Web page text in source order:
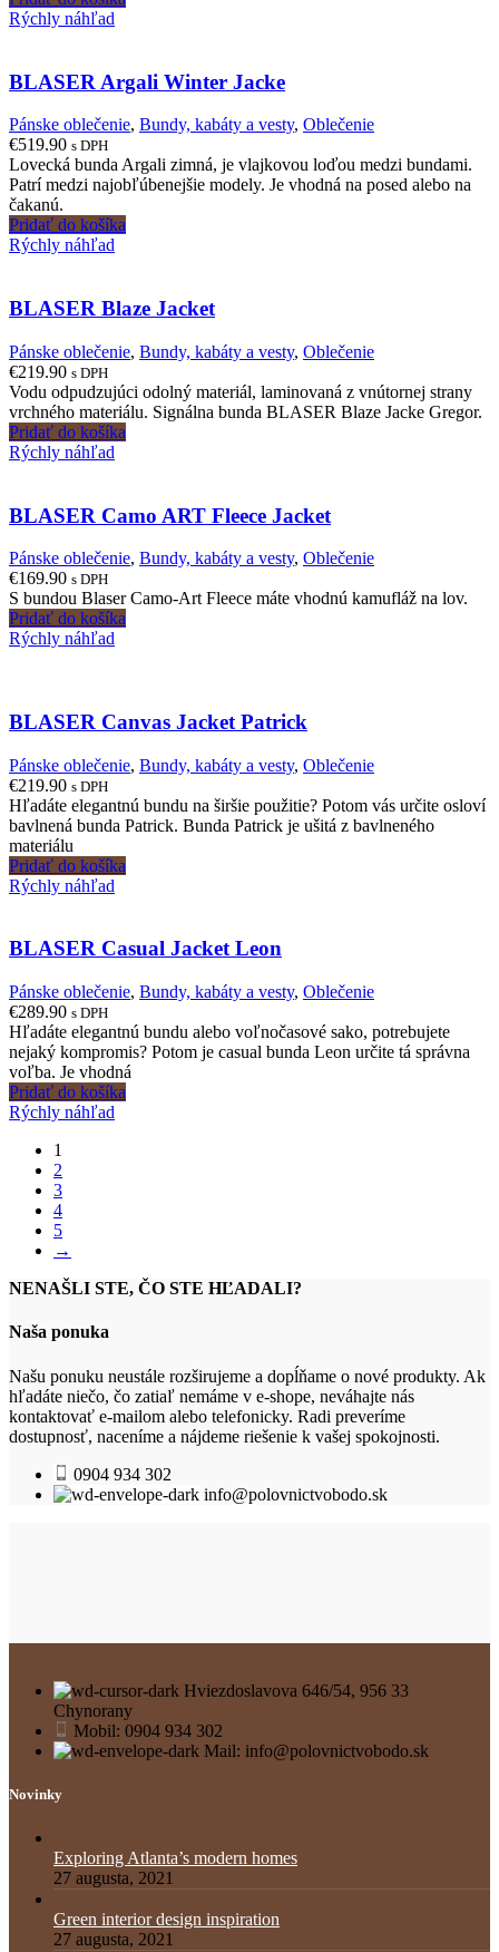
Rýchly náhľad
BLASER Argali Winter Jacke
Pánske oblečenie, Bundy, kabáty a vesty, Oblečenie
€519.90 s DPH
Lovecká bunda Argali zimná, je vlajkovou loďou medzi bundami.
Patrí medzi najobľúbenejšie modely. Je vhodná na posed alebo na
čakanú.
Pridať do košíka
Rýchly náhľad
BLASER Blaze Jacket
Pánske oblečenie, Bundy, kabáty a vesty, Oblečenie
€219.90 s DPH
Vodu odpudzujúci odolný materiál, laminovaná z vnútornej strany
vrchného materiálu. Signálna bunda BLASER Blaze Jacke Gregor.
Pridať do košíka
Rýchly náhľad
BLASER Camo ART Fleece Jacket
Pánske oblečenie, Bundy, kabáty a vesty, Oblečenie
€169.90 s DPH
S bundou Blaser Camo-Art Fleece máte vhodnú kamufláž na lov.
Pridať do košíka
Rýchly náhľad
BLASER Canvas Jacket Patrick
Pánske oblečenie, Bundy, kabáty a vesty, Oblečenie
€219.90 s DPH
Hľadáte elegantnú bundu na širšie použitie? Potom vás určite osloví
bavlnená bunda Patrick. Bunda Patrick je ušitá z bavlneného
materiálu
Pridať do košíka
Rýchly náhľad
BLASER Casual Jacket Leon
Pánske oblečenie, Bundy, kabáty a vesty, Oblečenie
€289.90 s DPH
Hľadáte elegantnú bundu alebo voľnočasové sako, potrebujete
nejaký kompromis? Potom je casual bunda Leon určite tá správna
voľba. Je vhodná
Pridať do košíka
Rýchly náhľad
1
2
3
4
5
→
NENAŠLI STE, ČO STE HĽADALI?
Naša ponuka
Našu ponuku neustále rozširujeme a dopĺňame o nové produkty. Ak
hľadáte niečo, čo zatiaľ nemáme v e-shope, neváhajte nás
kontaktovať e-mailom alebo telefonicky. Radi preveríme
dostupnosť, naceníme a nájdeme riešenie k vašej spokojnosti.
0904 934 302
info@polovnictvobodo.sk
Hviezdoslavova 646/54, 956 33
Chynorany
Mobil: 0904 934 302
Mail: info@polovnictvobodo.sk
Novinky
Exploring Atlanta’s modern homes
27 augusta, 2021
Green interior design inspiration
27 augusta, 2021